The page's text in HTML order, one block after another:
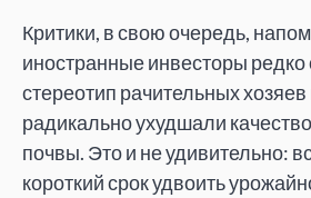
Критики, в свою очередь,
иностранные инвесторы
стереотип рачительных хозяев
радикально ухудшали
почвы. Это и не удивительно:
короткий срок удвоить